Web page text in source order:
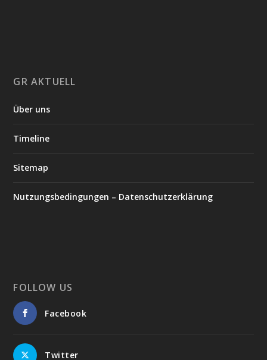
GR AKTUELL
Über uns
Timeline
Sitemap
Nutzungsbedingungen – Datenschutzerklärung
FOLLOW US
Facebook
Twitter